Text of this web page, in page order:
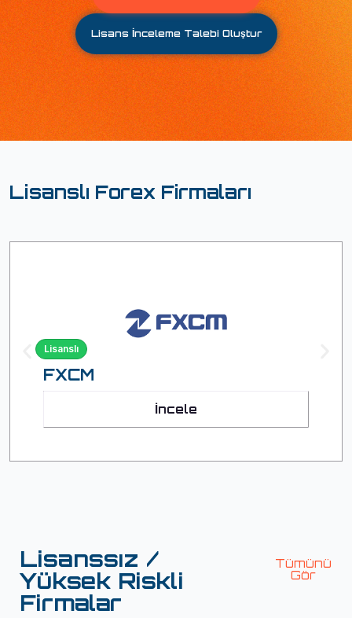
Lisans İnceleme Talebi Oluştur
Lisanslı Forex Firmaları
Lisanslı
FXCM
İncele
Lisanssız /
Yüksek Riskli
Firmalar
Tümünü
Gör